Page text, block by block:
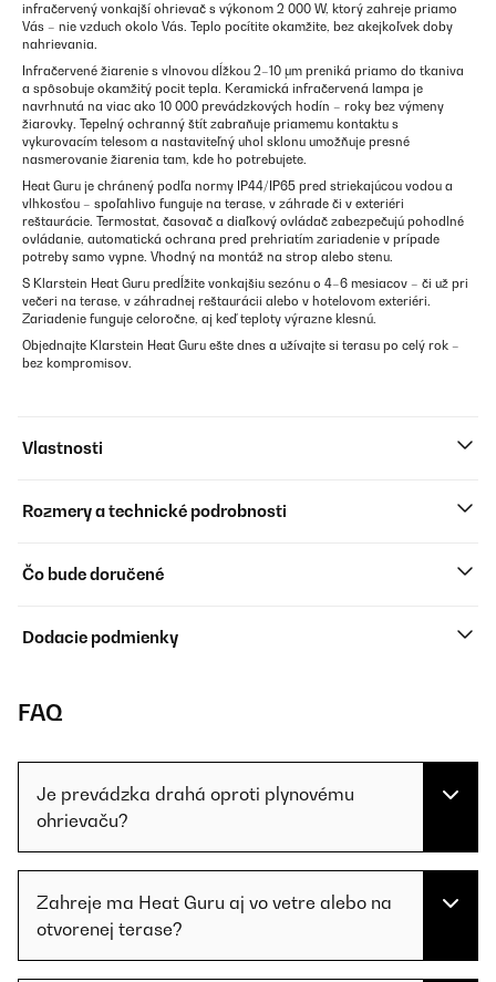
infračervený vonkajší ohrievač s výkonom 2 000 W, ktorý zahreje priamo
Vás – nie vzduch okolo Vás. Teplo pocítite okamžite, bez akejkoľvek doby
nahrievania.
Infračervené žiarenie s vlnovou dĺžkou 2–10 μm preniká priamo do tkaniva
a spôsobuje okamžitý pocit tepla. Keramická infračervená lampa je
navrhnutá na viac ako 10 000 prevádzkových hodín – roky bez výmeny
žiarovky. Tepelný ochranný štít zabraňuje priamemu kontaktu s
vykurovacím telesom a nastaviteľný uhol sklonu umožňuje presné
nasmerovanie žiarenia tam, kde ho potrebujete.
Heat Guru je chránený podľa normy IP44/IP65 pred striekajúcou vodou a
vlhkosťou – spoľahlivo funguje na terase, v záhrade či v exteriéri
reštaurácie. Termostat, časovač a diaľkový ovládač zabezpečujú pohodlné
ovládanie, automatická ochrana pred prehriatím zariadenie v prípade
potreby samo vypne. Vhodný na montáž na strop alebo stenu.
S Klarstein Heat Guru predĺžite vonkajšiu sezónu o 4–6 mesiacov – či už pri
večeri na terase, v záhradnej reštaurácii alebo v hotelovom exteriéri.
Zariadenie funguje celoročne, aj keď teploty výrazne klesnú.
Objednajte Klarstein Heat Guru ešte dnes a užívajte si terasu po celý rok –
bez kompromisov.
Vlastnosti
Rozmery a technické podrobnosti
Čo bude doručené
Dodacie podmienky
FAQ
Je prevádzka drahá oproti plynovému
ohrievaču?
Zahreje ma Heat Guru aj vo vetre alebo na
otvorenej terase?